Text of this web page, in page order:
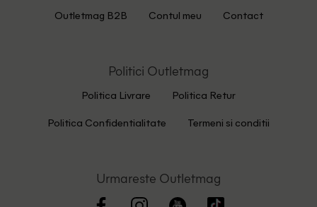
Outletmag B2B Contul meu Contact
Politici Outletmag
Politica Livrare Politica Retur
Politica Confidentialitate Termeni si conditii
Urmareste Outletmag